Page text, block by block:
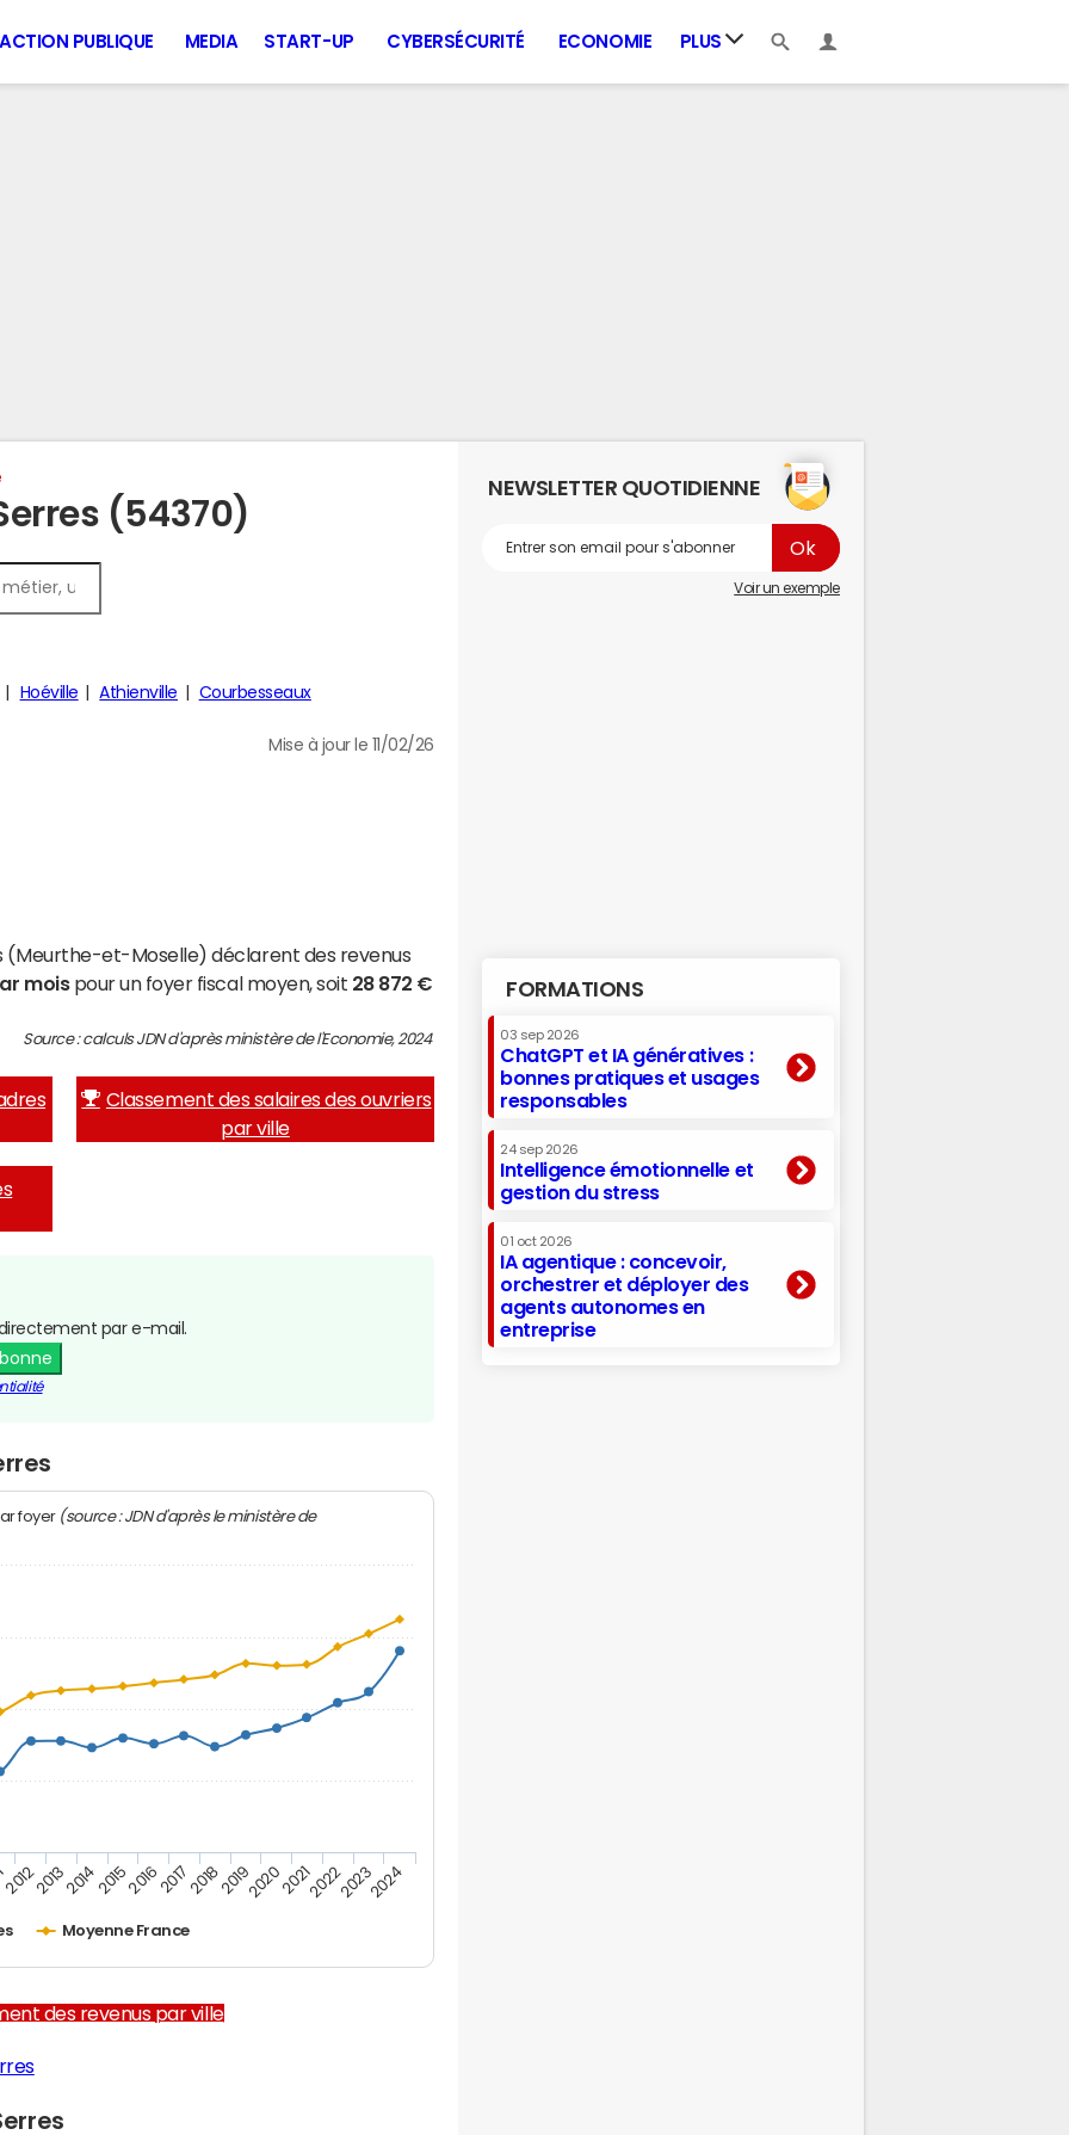
ACTION PUBLIQUE MEDIA START-UP CYBERSÉCURITÉ ECONOMIE PLUS
(54370)
Hoéville Athienville Courbesseaux
Mise à jour le 11/02/26
(Meurthe-et-Moselle) déclarent des revenus
moispour un foyer fiscal moyen, soit 28 872 €
Source : calculs JDN d'après ministère de l'Economie, 2024
Classement des salaires des ouvriers
par ville
par e-mail.
foyer (source : JDN d'après le ministère de
Moyenne France
2012201320142015201620172018201920202021202220232024
des revenus par ville
NEWSLETTER QUOTIDIENNE
Voir un exemple
FORMATIONS
03 sep 2026
ChatGPT et IA génératives :
bonnes pratiques et usages
responsables
24 sep 2026
Intelligence émotionnelle et
gestion du stress
01 oct 2026
IA agentique : concevoir,
orchestrer et déployer des
agents autonomes en
entreprise